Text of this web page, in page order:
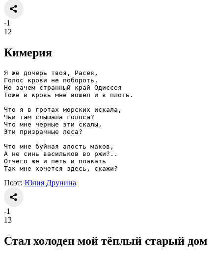
-1
12
Кимерия
Я же дочерь твоя, Расея,
Голос крови не побороть.
Но зачем странный край Одиссея
Тоже в кровь мне вошел и в плоть.
Что я в гротах морских искала,
Чьи там слышала голоса?
Что мне черные эти скалы,
Эти призрачные леса?
Что мне буйная алость маков,
А не синь васильков во ржи?..
Отчего же и петь и плакать
Так мне хочется здесь, скажи?
Поэт: Юлия Друнина
-1
13
Стал холоден мой тёплый старый дом